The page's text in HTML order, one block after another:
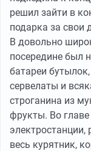
решил зайти в
подарка за свои
В довольно
посередине был
батареи
сервелаты и
строганина из
фрукты. Во
весь курятник,